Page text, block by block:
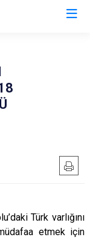
’daki Türk varlığını
etmek için